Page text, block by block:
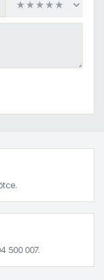
500 007.